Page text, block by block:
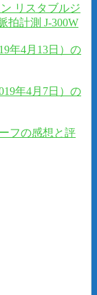
リスタブルジ
拍計測 J-300W
年4月13日）の
年4月7日）の
フの感想と評